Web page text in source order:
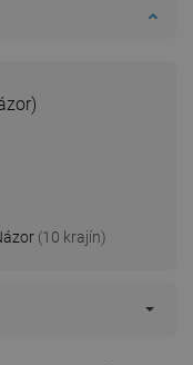
(10 krajín)